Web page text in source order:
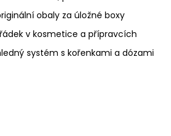
obaly za úložné boxy
v kosmetice a přípravcích
systém s kořenkami a dózami